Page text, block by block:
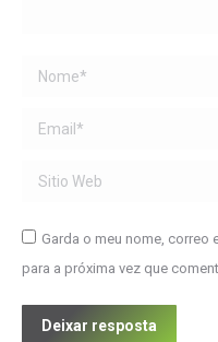
Name *
Email *
Sitio Web
Garda o meu nome,
para a próxima vez que
Deixar resposta